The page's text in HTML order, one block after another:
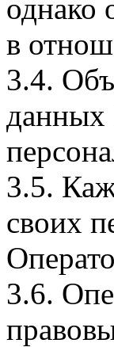
однако
в
3.4.
данных
3.5.
своих
3.6.